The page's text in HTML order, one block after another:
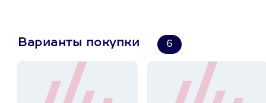
Варианты покупки 6